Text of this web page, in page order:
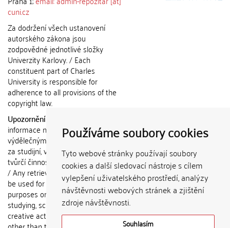
Používáme soubory cookies
Tyto webové stránky používají soubory
cookies a další sledovací nástroje s cílem
vylepšení uživatelského prostředí, analýzy
návštěvnosti webových stránek a zjištění
zdroje návštěvnosti.
Souhlasím
cuni.cz
Za dodržení všech ustanovení
autorského zákona jsou
zodpovědné jednotlivé složky
Univerzity Karlovy. / Each
constituent part of Charles
University is responsible for
adherence to all provisions of the
copyright law.
Upozornění / Notice:
informace nemohou být použity k
výdělečným účelům nebo vydávány
za studijní, vědeckou nebo jinou
tvůrčí činnost jiné osoby než autora.
/ Any retrieved information shall not
be used for any commercial
purposes or claimed as results of
studying, scientific or any other
creative activities of any person